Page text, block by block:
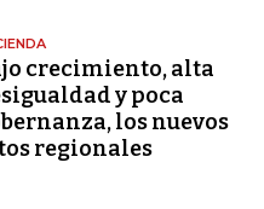
crecimiento, alta
y poca
los nuevos
regionales